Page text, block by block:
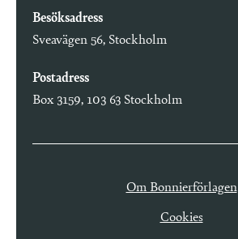
Besöksadress
Sveavägen 56, Stockholm
Postadress
Box 3159, 103 63 Stockholm
Om Bonnierförlagen
Cookies